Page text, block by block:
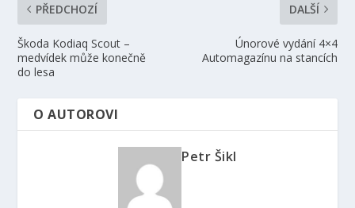
PŘEDCHOZÍ
Škoda Kodiaq Scout –
medvídek může konečně
do lesa
DALŠÍ
Únorové vydání 4×4
Automagazínu na stancích
O AUTOROVI
Petr Šikl